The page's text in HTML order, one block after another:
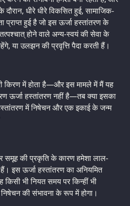
धीरे धीरे विकसित हुई, सामाजिक-
प्राप्त हुई है जो इस ऊर्जा हस्तांतरण के
होने वाले अन्य-स्वयं की सेवा के
या उलझन की प्रवृत्ति पैदा करती हैं।
किरण में होता है—और इस मामले में मैं यह
ऊर्जा हस्तांतरण नहीं है—तब क्या इसका
में निषेचन और एक इकाई के जन्म
समूह की प्रकृति के कारण हमेशा लाल-
इस ऊर्जा हस्तांतरण का अनियमित
किसी भी नियत समय पर किन्हीं भी
की संभावना के रूप में होगा।